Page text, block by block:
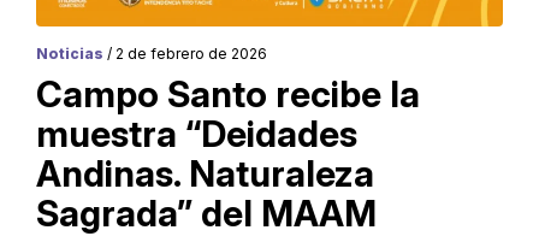
Noticias / 2 de febrero de 2026
Campo Santo recibe la
muestra “Deidades
Andinas. Naturaleza
Sagrada” del MAAM